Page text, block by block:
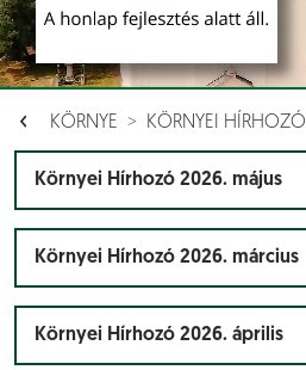
KÖRNYE KÖRNYEI HÍRHOZÓ
Környei Hírhozó 2026. május
Környei Hírhozó 2026. március
Környei Hírhozó 2026. április
Aloldalak [ ]